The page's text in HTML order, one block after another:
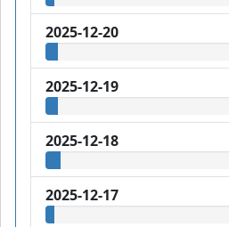
2025-12-20
2025-12-19
2025-12-18
2025-12-17